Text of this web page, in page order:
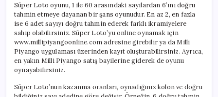
Süper Loto oyunu, 1 ile 60 arasındaki sayılardan 6’ını doğru
tahmin etmeye dayanan bir şans oyunudur. En az 2, en fazla
ise 6 adet sayıyı doğru tahmin ederek farklı ikramiyelere
sahip olabilirsiniz. Süper Loto’yu online oynamak için
www.millipiyangoonline.com adresine girebilir ya da Milli
Piyango uygulaması üzerinden kayıt oluşturabilirsiniz. Ayrıca,
en yakın Milli Piyango satış bayilerine giderek de oyunu
oynayabilirsiniz.
Süper Loto’nun kazanma oranları, oynadığınız kolon ve doğru